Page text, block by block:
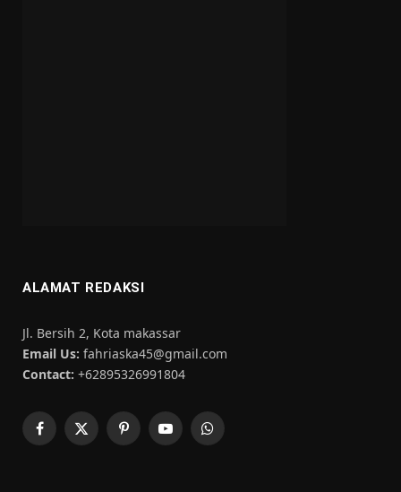
ALAMAT REDAKSI
Jl. Bersih 2, Kota makassar
Email Us: fahriaska45@gmail.com
Contact: +62895326991804
Facebook
X
PinterestYouTubeWhatsApp